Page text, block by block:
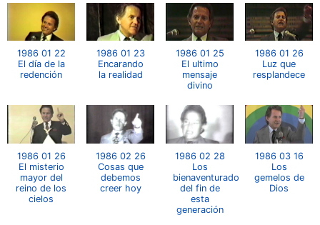
1986 01 22
El día de la
redención
1986 01 23
Encarando
la realidad
1986 01 25
El ultimo
mensaje
divino
1986 01 26
Luz que
resplandece
1986 01 26
El misterio
mayor del
reino de los
cielos
1986 02 26
Cosas que
debemos
creer hoy
1986 02 28
Los
bienaventurados
del fin de
esta
generación
1986 03 16
Los
gemelos de
Dios